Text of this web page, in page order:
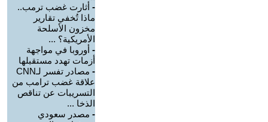
- أثارت غضب ترمب..
ماذا تُخفي تقارير
مخزون الأسلحة
الأمريكية؟ ...
- أوروبا في مواجهة
أزمات تهدد مستقبلها
-
مصادر تفسر لـCNN
علاقة غضب ترامب من
التسريبات عن تناقص
الذخا ...
- مصدر سعودي